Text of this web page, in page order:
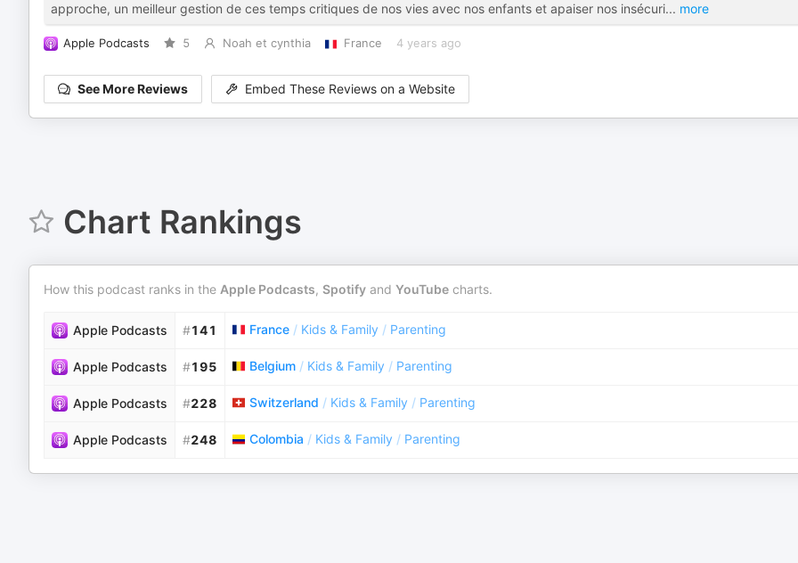
approche, un meilleur gestion de ces temps critiques de nos vies avec nos enfants et apaiser nos insécuri... more
Apple Podcasts 5 Noah et cynthia France 4 years ago
See More Reviews Embed These Reviews on a Website
Chart Rankings
How this podcast ranks in the Apple Podcasts, Spotify and YouTube charts.
Apple Podcasts #141 France / Kids & Family / Parenting
Apple Podcasts #195 Belgium / Kids & Family / Parenting
Apple Podcasts #228 Switzerland / Kids & Family / Parenting
Apple Podcasts #248 Colombia / Kids & Family / Parenting